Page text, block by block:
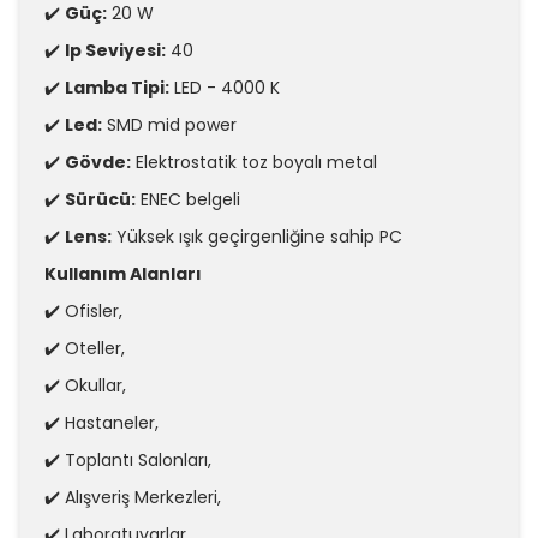
✔️ Güç: 20 W
✔️ Ip Seviyesi: 40
✔️ Lamba Tipi: LED - 4000 K
✔️ Led: SMD mid power
✔️ Gövde: Elektrostatik toz boyalı metal
✔️ Sürücü: ENEC belgeli
✔️ Lens: Yüksek ışık geçirgenliğine sahip PC
Kullanım Alanları
✔️ Ofisler,
✔️ Oteller,
✔️ Okullar,
✔️ Hastaneler,
✔️ Toplantı Salonları,
✔️ Alışveriş Merkezleri,